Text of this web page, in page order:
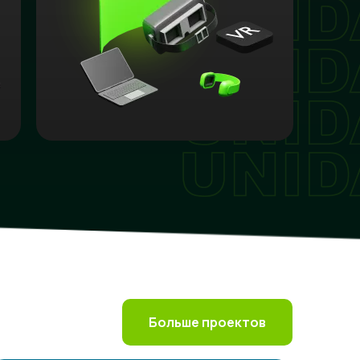
Больше проектов